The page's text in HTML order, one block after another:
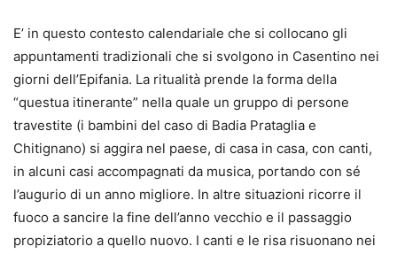
E’ in questo contesto calendariale che si collocano gli
appuntamenti tradizionali che si svolgono in Casentino nei
giorni dell’Epifania. La ritualità prende la forma della
“questua itinerante” nella quale un gruppo di persone
travestite (i bambini del caso di Badia Prataglia e
Chitignano) si aggira nel paese, di casa in casa, con canti,
in alcuni casi accompagnati da musica, portando con sé
l’augurio di un anno migliore. In altre situazioni ricorre il
fuoco a sancire la fine dell’anno vecchio e il passaggio
propiziatorio a quello nuovo. I canti e le risa risuonano nei